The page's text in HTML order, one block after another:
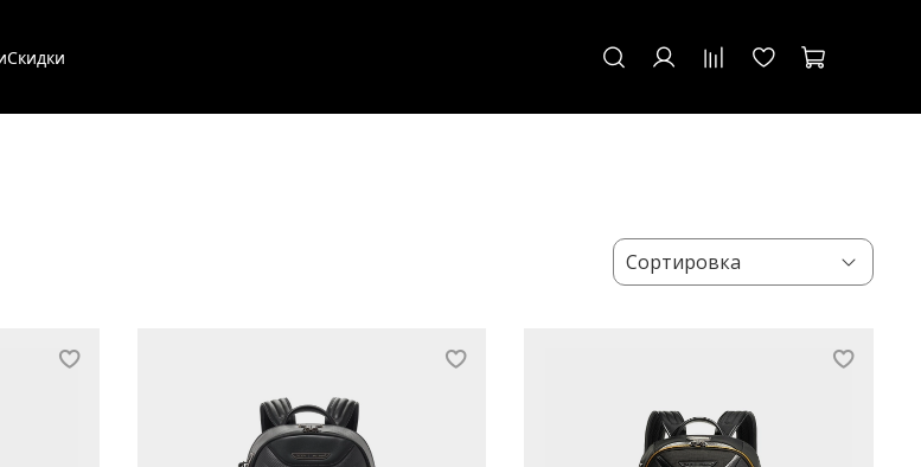
Скидки